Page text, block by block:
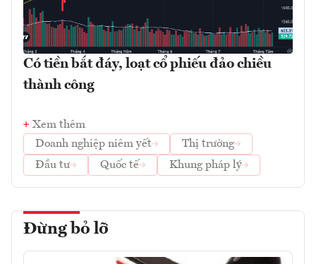
Có tiền bắt đáy, loạt cổ phiếu đảo chiều
thành công
Xem thêm
Doanh nghiệp niêm yết
Thị trường
Đầu tư
Quốc tế Khung pháp lý
Đừng bỏ lỡ